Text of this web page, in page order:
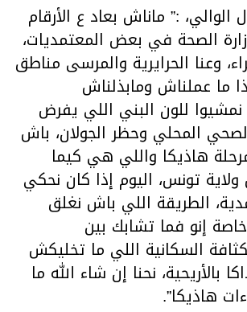
:” ماناش بعاد ع الأرقام
الصحة في بعض المعتمديات،
وعنا الحرايرية والمرسى مناطق
ما عملناش ومابذلناش
للون البني اللي يفرض
المحلي وحظر الجولان، باش
هاذيكا واللي هي كيما
تونس، اليوم إذا كان نحكي
الطريقة اللي باش نغلق
إنو فما تشابك بين
السكانية اللي ما تخليكش
بالأريحية، نحنا إن شاء الله ما
هاذيكا”.